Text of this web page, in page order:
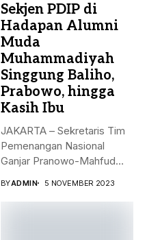
Sekjen PDIP di
Hadapan Alumni
Muda
Muhammadiyah
Singgung Baliho,
Prabowo, hingga
Kasih Ibu
JAKARTA – Sekretaris Tim
Pemenangan Nasional
Ganjar Pranowo-Mahfud
BYADMIN 5 NOVEMBER 2023